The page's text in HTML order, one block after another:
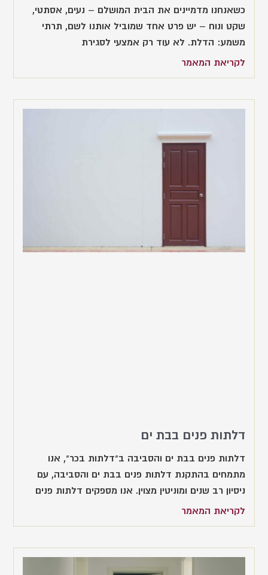
כשאנחנו מדמיינים את הבית המושלם – נעים, אסתטי,
שקט ונוח – יש פרט אחד שמוביל אותנו לשם, תרתי
משמע: הדלת. לא עוד רק אמצעי לסגירת
לקריאת המאמר
דלתות פנים בבת ים
דלתות פנים בבת ים והסביבה ב"דלתות בכר", אנו
מתמחים בהתקנת דלתות פנים בבת ים והסביבה, עם
ניסיון רב שנים ומוניטין מצוין. אנו מספקים דלתות פנים
לקריאת המאמר